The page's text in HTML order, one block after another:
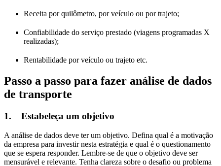
Receita por quilômetro, por veículo ou por trajeto;
Confiabilidade do serviço prestado (viagens programadas X
realizadas);
Rentabilidade por veículo ou trajeto etc.
Passo a passo para fazer análise de dados
de transporte
1. Estabeleça um objetivo
A análise de dados deve ter um objetivo. Defina qual é a motivação
da empresa para investir nesta estratégia e qual é o questionamento
que se espera responder. Lembre-se de que o objetivo deve ser
mensurável e relevante. Tenha clareza sobre o desafio ou problema